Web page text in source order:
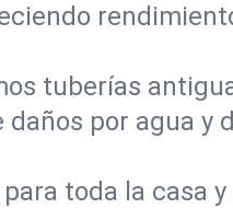
tuberías
por agua y
toda la casa